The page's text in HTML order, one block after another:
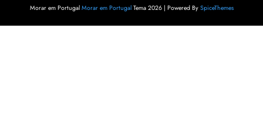
Morar em Portugal Morar em PortugalTema 2026 | Powered By SpiceThemes